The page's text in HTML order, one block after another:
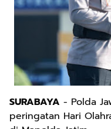
SURABAYA - Polda
peringatan Hari